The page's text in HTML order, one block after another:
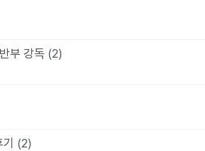
부 강독 (2)
(2)